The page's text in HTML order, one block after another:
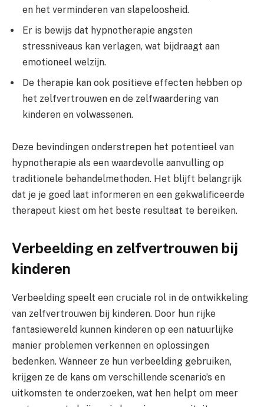
en het verminderen van slapeloosheid.
Er is bewijs dat hypnotherapie angsten
stressniveaus kan verlagen, wat bijdraagt aan
emotioneel welzijn.
De therapie kan ook positieve effecten hebben op
het zelfvertrouwen en de zelfwaardering van
kinderen en volwassenen.
Deze bevindingen onderstrepen het potentieel van
hypnotherapie als een waardevolle aanvulling op
traditionele behandelmethoden. Het blijft belangrijk
dat je je goed laat informeren en een gekwalificeerde
therapeut kiest om het beste resultaat te bereiken.
Verbeelding en zelfvertrouwen bij
kinderen
Verbeelding speelt een cruciale rol in de ontwikkeling
van zelfvertrouwen bij kinderen. Door hun rijke
fantasiewereld kunnen kinderen op een natuurlijke
manier problemen verkennen en oplossingen
bedenken. Wanneer ze hun verbeelding gebruiken,
krijgen ze de kans om verschillende scenario’s en
uitkomsten te onderzoeken, wat hen helpt om meer